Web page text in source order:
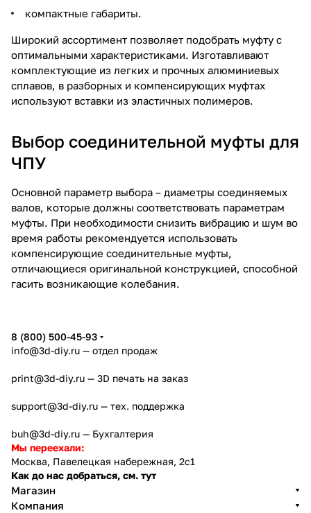
компактные габариты.
Широкий ассортимент позволяет подобрать муфту с
оптимальными характеристиками. Изготавливают
комплектующие из легких и прочных алюминиевых
сплавов, в разборных и компенсирующих муфтах
используют вставки из эластичных полимеров.
Выбор соединительной муфты для
ЧПУ
Основной параметр выбора – диаметры соединяемых
валов, которые должны соответствовать параметрам
муфты. При необходимости снизить вибрацию и шум во
время работы рекомендуется использовать
компенсирующие соединительные муфты,
отличающиеся оригинальной конструкцией, способной
гасить возникающие колебания.
8 (800) 500-45-93
info@3d-diy.ru — отдел продаж
print@3d-diy.ru — 3D печать на заказ
support@3d-diy.ru — тех. поддержка
buh@3d-diy.ru — Бухгалтерия
Мы переехали:
Москва, Павелецкая набережная, 2с1
Как до нас добраться, см. тут
Магазин
Компания